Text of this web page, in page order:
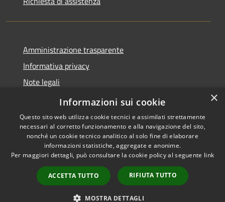
Amministrazione trasparente
Informativa privacy
Note legali
Dichiarazione di accessibilità
Accessibilità
Copyright © 2026 • Comune di
Borgo Virgilio • Powered by
Municipium•
Accesso
redazione
×
Informazioni sui cookie
Questo sito web utilizza cookie tecnici e assimilati strettamente
necessari al corretto funzionamento e alla navigazione del sito,
nonché un cookie tecnico analitico al solo fine di elaborare
informazioni statistiche, aggregate e anonime.
Per maggiori dettagli, può consultare la cookie policy al seguente link
ACCETTA TUTTO RIFIUTA TUTTO
MOSTRA DETTAGLI